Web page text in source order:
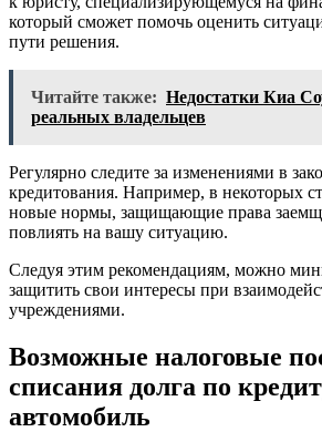
который сможет помочь оценить
пути решения.
Читайте также: Недостатки Киа
реальных владельцев
Регулярно следите за изменениями в
кредитования. Например, в некоторых
новые нормы, защищающие права
повлиять на вашу ситуацию.
Следуя этим рекомендациям, можно
защитить свои интересы при
учреждениями.
Возможные налоговые
списания долга по
автомобиль